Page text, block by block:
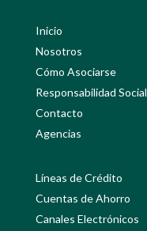
Inicio
Nosotros
Cómo Asociarse
Responsabilidad Social
Contacto
Agencias
Líneas de Crédito
Cuentas de Ahorro
Canales Electrónicos